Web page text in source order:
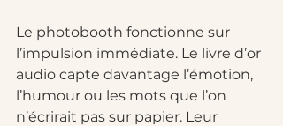
Le photobooth fonctionne sur
l’impulsion immédiate. Le livre d’or
audio capte davantage l’émotion,
l’humour ou les mots que l’on
n’écrirait pas sur papier. Leur